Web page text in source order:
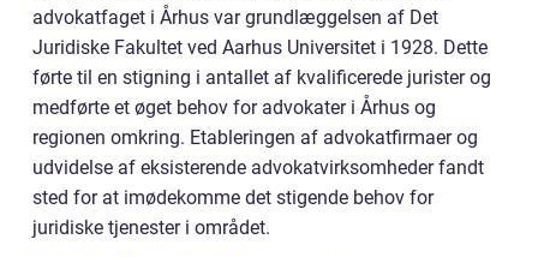
advokatfaget i Århus var grundlæggelsen af Det
Juridiske Fakultet ved Aarhus Universitet i 1928. Dette
førte til en stigning i antallet af kvalificerede jurister og
medførte et øget behov for advokater i Århus og
regionen omkring. Etableringen af advokatfirmaer og
udvidelse af eksisterende advokatvirksomheder fandt
sted for at imødekomme det stigende behov for
juridiske tjenester i området.